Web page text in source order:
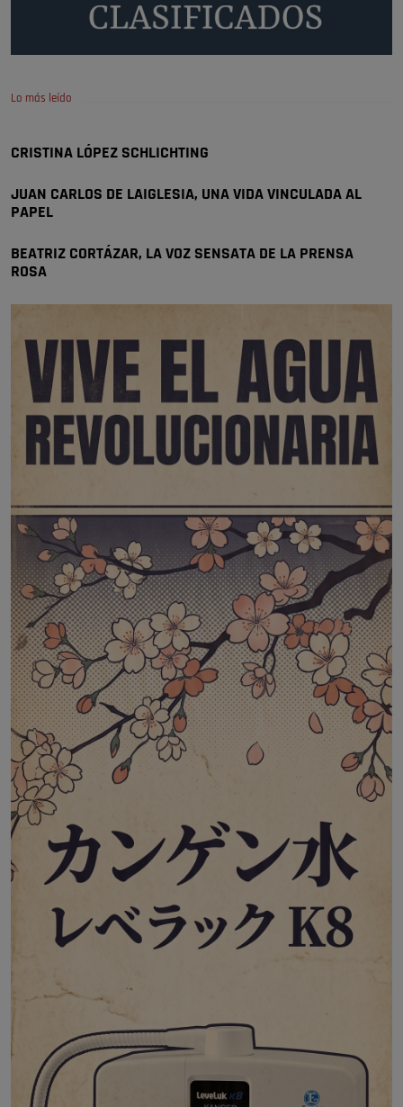
Será amigo de alguien importante...en el Congreso, Senado, en la
Policía o en la politica
🔴 EXCLUSIVA | El comisario de la …
se va porke no tiene piscina 🤪🤪🤪
🔴 EXCLUSIVA | El comisario de la …
Lo más leído
CRISTINA LÓPEZ SCHLICHTING
JUAN CARLOS DE LAIGLESIA, UNA VIDA VINCULADA AL
PAPEL
BEATRIZ CORTÁZAR, LA VOZ SENSATA DE LA PRENSA
ROSA